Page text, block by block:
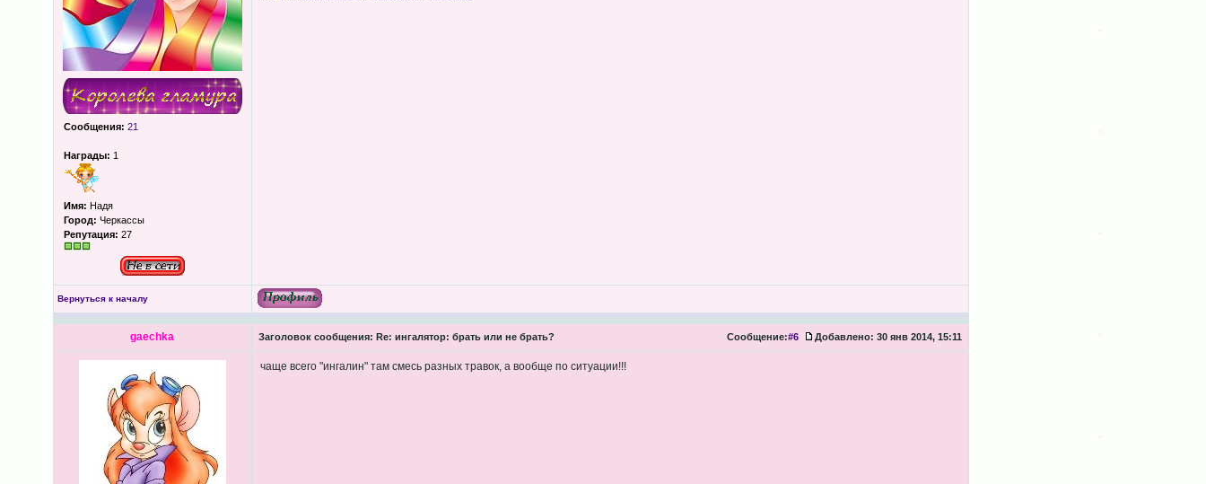
Сообщения: 21
Награды: 1
Имя: Надя
Город: Черкассы
Репутация: 27
Вернуться к началу
gaechka Заголовок сообщения: Re: ингалятор: брать или не брать? Сообщение:#6 Добавлено: 30 янв 2014, 15:11
чаще всего "ингалин" там смесь разных травок, а вообще по ситуации!!!